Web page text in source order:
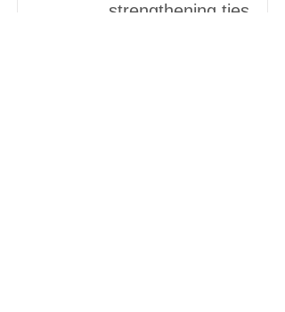
strengthening ties